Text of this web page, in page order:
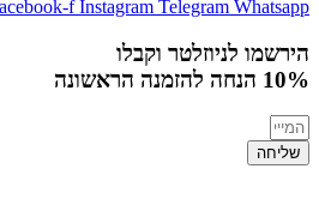
f Instagram Telegram Whatsapp
הירשמו לניוזלטר וקבלו
10% הנחה
להזמנה הראשונה
שליחה